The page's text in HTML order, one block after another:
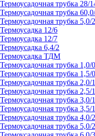
Термоусадочная трубка 28/
Термоусадочная трубка
Термоусадочная трубка 5,0/
Термоусадка 12/6
Термоусадка 12/7
Термоусадка 6,4/2
Термоусадка ТДМ
Термоусадочная трубка 1,0/
Термоусадочная трубка 1,5/
Термоусадочная трубка 2,0/
Термоусадочная трубка 2,5/
Термоусадочная трубка 3,0/
Термоусадочная трубка 3,5/
Термоусадочная трубка 4,0/
Термоусадочная трубка 5,0/